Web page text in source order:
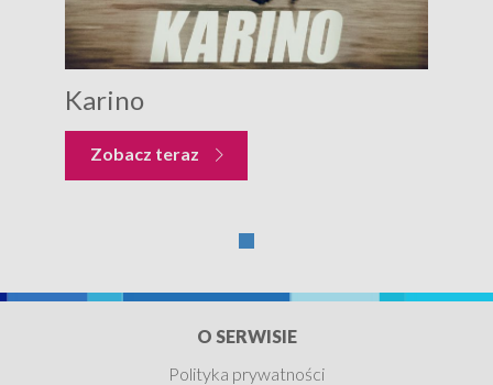
Karino
Zobacz teraz
O SERWISIE
Polityka prywatności